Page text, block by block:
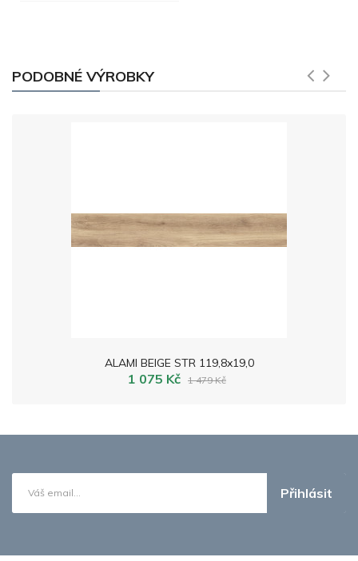
PODOBNÉ VÝROBKY
ALAMI BEIGE STR 119,8x19,0
1 075 Kč 1 479 Kč
Přihlásit